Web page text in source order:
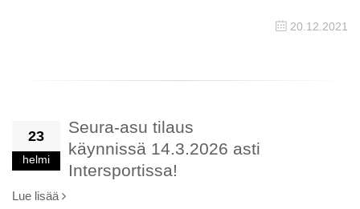
20.12.2021
23
helmi
Seura-asu tilaus
käynnissä 14.3.2026 asti
Intersportissa!
Lue lisää